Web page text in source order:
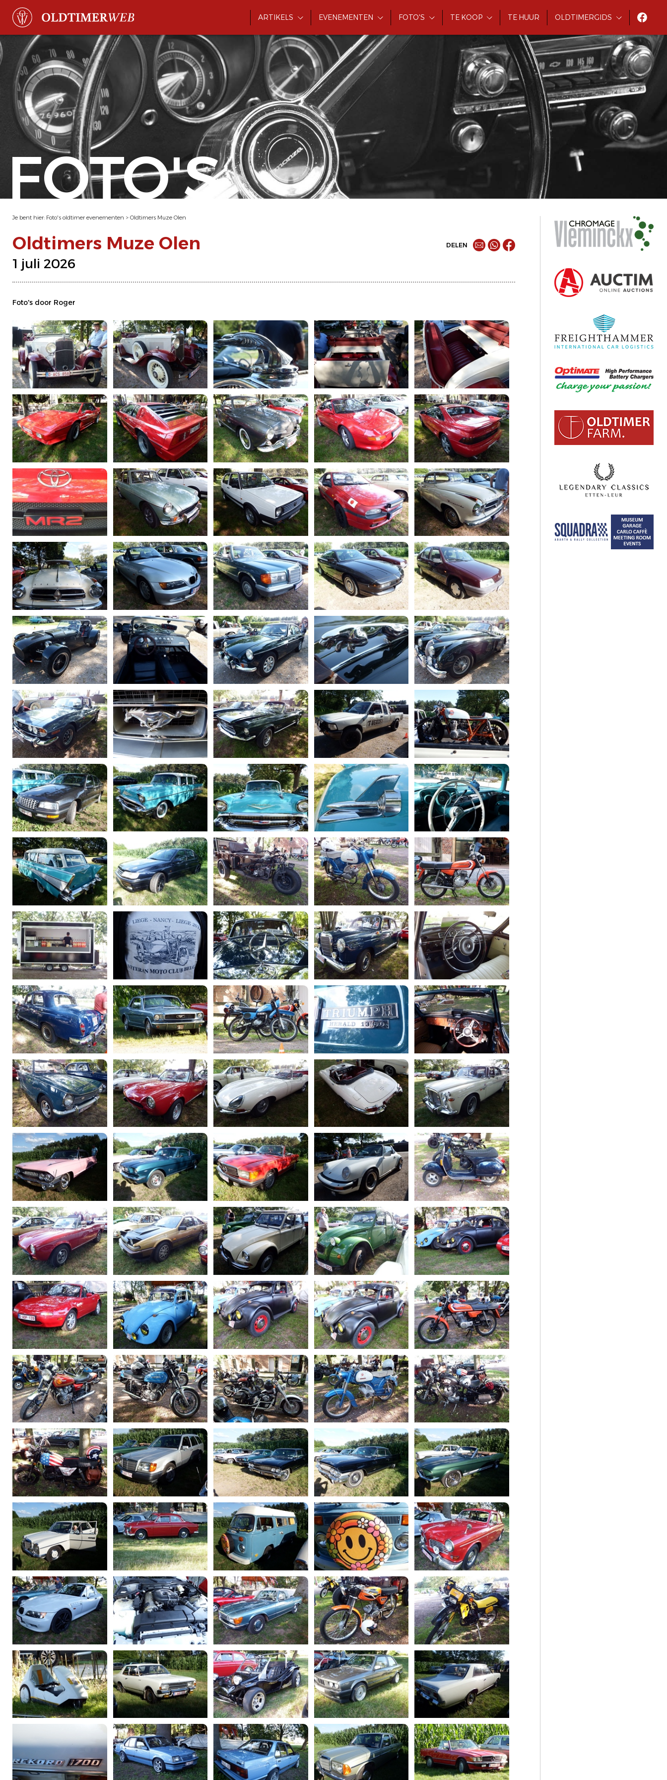
ARTIKELS EVENEMENTEN FOTO'S TE KOOP TE HUUR OLDTIMERGIDS
FOTO'S
Je bent hier: Foto's oldtimer evenementen > Oldtimers Muze Olen
Oldtimers Muze Olen
1 juli 2026
DELEN
Foto's door Roger